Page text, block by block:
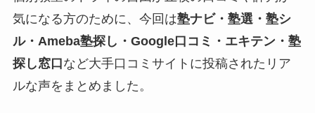
気になる方のために、今回は塾ナビ・塾選・塾シ
ル・Ameba塾探し・Google口コミ・エキテン・塾
探し窓口 など大手口コミサイトに投稿されたリア
ルな声をまとめました。